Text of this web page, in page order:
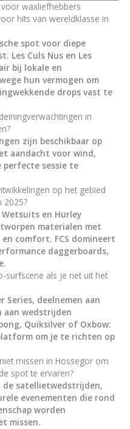
waxliefhebbers
hits van wereldklasse in
spot voor diepe
Les Culs Nus en Les
bij lokale en
hun vermogen om
drops vast te
in
zijn beschikbaar op
aandacht voor wind,
perfecte sessie te
op het gebied
2025?
Wetsuits en Hurley
materialen met
comfort. FCS domineert
daggerboards,
surfscene als je net uit het
Series, deelnemen aan
aan wedstrijden
Quiksilver of Oxbow:
om je te richten op
missen in Hossegor om
spot te ervaren?
de satellietwedstrijden,
evenementen die rond
worden
missen.